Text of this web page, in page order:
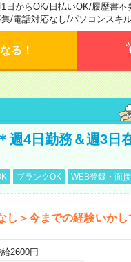
日からOK/日払いOK/履歴書不
/電話対応なし/パソコンスキ
る！
週4日勤務＆週3日
ブランクOK WEB登録・面
し＞今までの経験いかし
2600円